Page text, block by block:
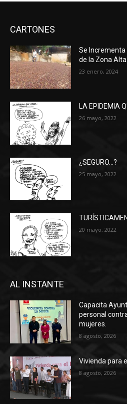
CARTONES
Se Incrementa
de la Zona
23 enero, 2024
LA EPIDEMIA
26 mayo, 2022
¿SEGURO…?
25 mayo, 2022
20 mayo, 2022
AL INSTANTE
Capacita
personal
mujeres.
8 agosto, 2026
Vivienda para
8 agosto, 2026